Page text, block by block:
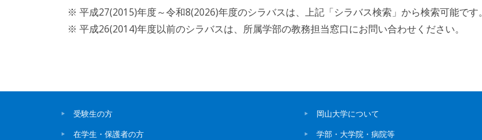
※ 平成27(2015)年度～令和8(2026)年度のシラバスは、上記「シラバス検索」から検索可能です。
※ 平成26(2014)年度以前のシラバスは、所属学部の教務担当窓口にお問い合わせください。
受験生の方
在学生・保護者の方
岡山大学について
学部・大学院・病院等